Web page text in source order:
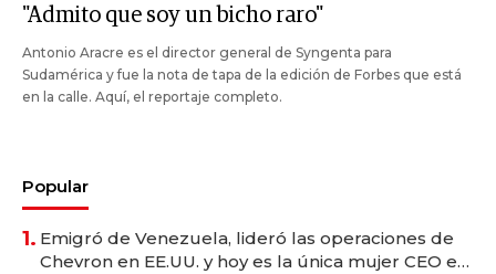
"Admito que soy un bicho raro"
Antonio Aracre es el director general de Syngenta para
Sudamérica y fue la nota de tapa de la edición de Forbes que está
en la calle. Aquí, el reportaje completo.
Popular
1. Emigró de Venezuela, lideró las operaciones de
Chevron en EE.UU. y hoy es la única mujer CEO en